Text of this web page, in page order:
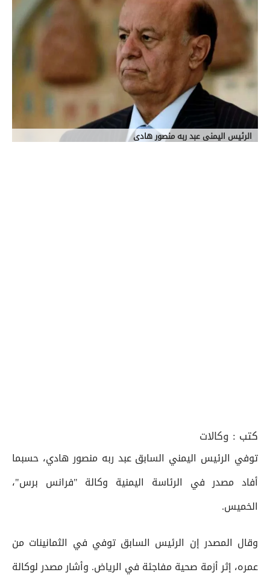
الرئيس اليمنى عبد ربه منصور هادى
كتب : وكالات
توفي الرئيس اليمني السابق عبد ربه منصور هادي، حسبما
أفاد مصدر في الرئاسة اليمنية وكالة "فرانس برس"،
الخميس.
وقال المصدر إن الرئيس السابق توفي في الثمانينات من
عمره، إثر أزمة صحية مفاجئة في الرياض. وأشار مصدر لوكالة